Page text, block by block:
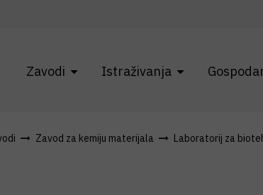
Zavodi Istraživanja
Zavod za kemiju materijala Laboratorij za